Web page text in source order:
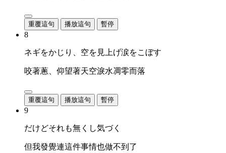
重覆這句 播放這句 暫停
8
ネギをかじり、空を見上げ涙をこぼす
咬著蔥、仰望著天空淚水凋零而落
重覆這句 播放這句 暫停
9
だけどそれも無くし気づく
但我發覺連這件事情也做不到了